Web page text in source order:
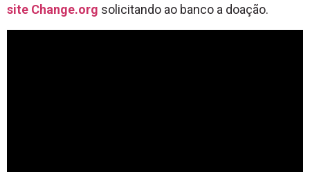
site Change.org solicitando ao banco a doação.